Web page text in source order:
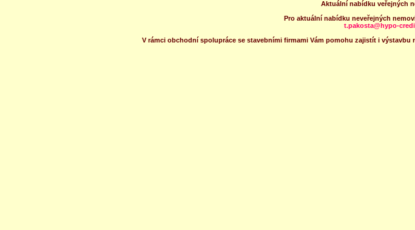
Aktuální nabídku veřejných
Pro aktuální nabídku neveřejných
t.pakosta@hypo-
V rámci obchodní spolupráce se stavebními firmami Vám pomohu zajistít i